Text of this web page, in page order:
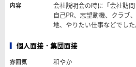
内容
会社説明会の時に「会社訪問
自己PR、志望動機、クラブ
地、やりたい仕事などでした
個人面接・集団面接
雰囲気 和やか